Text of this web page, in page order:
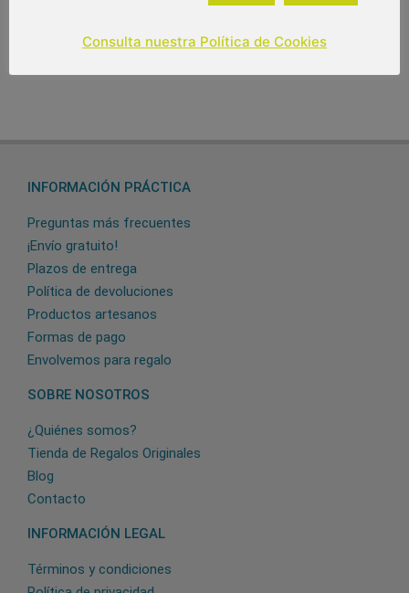
INFORMACIÓN PRÁCTICA
Preguntas más frecuentes
¡Envío gratuito!
Plazos de entrega
Política de devoluciones
Productos artesanos
Formas de pago
Envolvemos para regalo
SOBRE NOSOTROS
¿Quiénes somos?
Tienda de Regalos Originales
Blog
Contacto
INFORMACIÓN LEGAL
Términos y condiciones
Consulta nuestra Política de Cookies